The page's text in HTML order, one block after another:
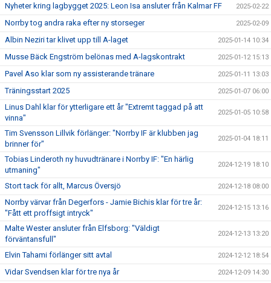
Nyheter kring lagbygget 2025: Leon Isa ansluter från Kalmar FF 2025-02-22
Norrby tog andra raka efter ny storseger 2025-02-09
Albin Neziri tar klivet upp till A-laget 2025-01-14 10:34
Musse Bäck Engström belönas med A-lagskontrakt 2025-01-12 15:13
Pavel Aso klar som ny assisterande tränare 2025-01-11 13:03
Träningsstart 2025 2025-01-07 06:00
Linus Dahl klar för ytterligare ett år "Extremt taggad på att
vinna"
2025-01-05 10:58
Tim Svensson Lillvik förlänger: "Norrby IF är klubben jag
brinner för"
2025-01-04 18:11
Tobias Linderoth ny huvudtränare i Norrby IF: "En härlig
utmaning"
2024-12-19 18:10
Stort tack för allt, Marcus Översjö 2024-12-18 08:00
Norrby värvar från Degerfors - Jamie Bichis klar för tre år:
"Fått ett proffsigt intryck"
2024-12-15 13:16
Malte Wester ansluter från Elfsborg: "Väldigt
förväntansfull"
2024-12-13 13:20
Elvin Tahami förlänger sitt avtal 2024-12-12 18:54
Vidar Svendsen klar för tre nya år 2024-12-09 14:30